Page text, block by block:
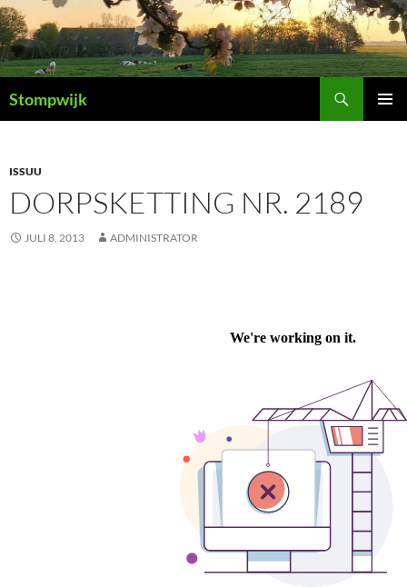
Ga
naar
de
inhoud
Stompwijk
ISSUU
DORPSKETTING NR. 2189
JULI 8, 2013 ADMINISTRATOR